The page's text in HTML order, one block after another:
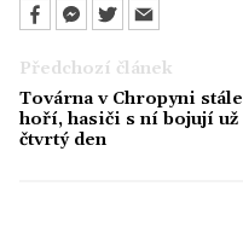
Předchozí článek
Továrna v Chropyni stále
hoří, hasiči s ní bojují už
čtvrtý den